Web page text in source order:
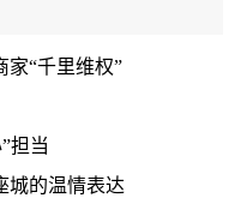
家“千里维权”
担当
城的温情表达